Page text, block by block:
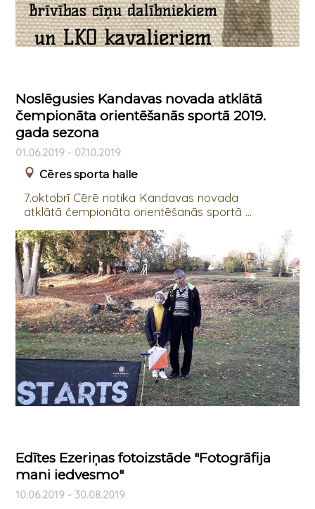
Noslēgusies Kandavas novada atklātā
čempionāta orientēšanās sportā 2019.
gada sezona
01.06.2019 - 07.10.2019
Cēres sporta halle
7.oktobrī Cērē notika Kandavas novada
atklātā čempionāta orientēšanās sportā ...
Edītes Ezeriņas fotoizstāde "Fotogrāfija
mani iedvesmo"
10.06.2019 - 30.08.2019